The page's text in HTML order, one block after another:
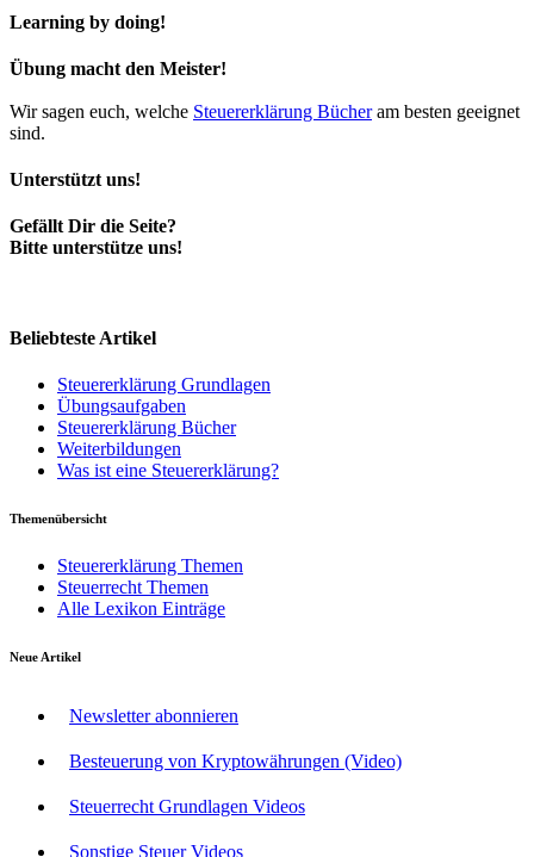
Learning by doing!
Übung macht den Meister!
Wir sagen euch, welche Steuererklärung Bücheram besten geeignet
sind.
Unterstützt uns!
Gefällt Dir die Seite?
Bitte unterstütze uns!
Beliebteste Artikel
Steuererklärung Grundlagen
Übungsaufgaben
Steuererklärung Bücher
Weiterbildungen
Was ist eine Steuererklärung?
Themenübersicht
Steuererklärung Themen
Steuerrecht Themen
Alle Lexikon Einträge
Neue Artikel
Newsletter abonnieren
Besteuerung von Kryptowährungen (Video)
Steuerrecht Grundlagen Videos
Sonstige Steuer Videos